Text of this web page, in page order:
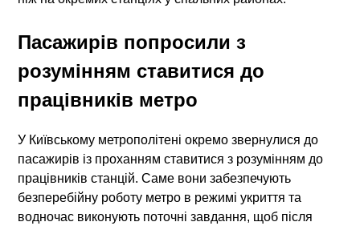
Пасажирів попросили з
розумінням ставитися до
працівників метро
У Київському метрополітені окремо звернулися до
пасажирів із проханням ставитися з розумінням до
працівників станцій. Саме вони забезпечують
безперебійну роботу метро в режимі укриття та
водночас виконують поточні завдання, щоб після